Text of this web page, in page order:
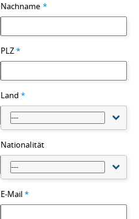
Nachname *
PLZ *
Land *
---
Nationalität
---
E-Mail *